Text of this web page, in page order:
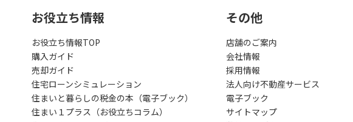
お役立ち情報
お役立ち情報TOP
購入ガイド
売却ガイド
住宅ローンシミュレーション
住まいと暮らしの税金の本（電子ブック）
住まい１プラス（お役立ちコラム）
その他
店舗のご案内
会社情報
採用情報
法人向け不動産サービス
電子ブック
サイトマップ